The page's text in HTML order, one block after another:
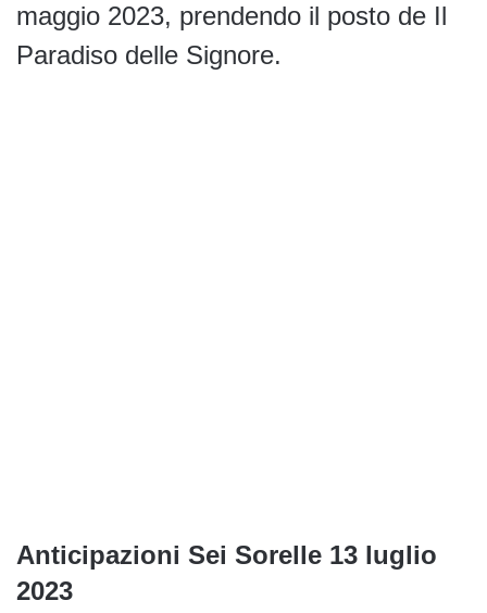
maggio 2023, prendendo il posto de Il
Paradiso delle Signore.
Anticipazioni Sei Sorelle 13 luglio
2023